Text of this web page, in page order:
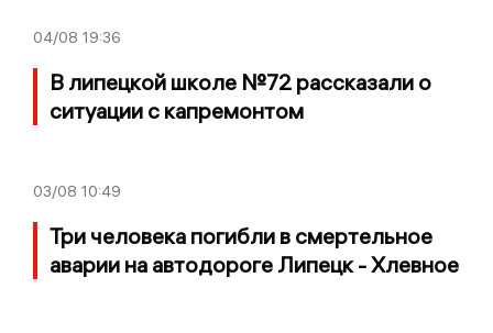
04/08 19:36
В липецкой школе №72 рассказали о
ситуации с капремонтом
03/08 10:49
Три человека погибли в смертельное
аварии на автодороге Липецк - Хлевное